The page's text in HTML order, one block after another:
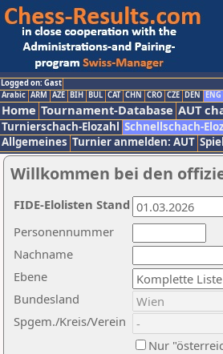
Logged on: Gast
Arabic ARM AZE BIH BUL CAT CHN CRO CZE DEN ENG
Home Tournament-Database AUT
Turnierschach-Elozahl Schnellschach-
Allgemeines Turnier anmelden: AUT
Willkommen bei den
Nachname
Ebene
Personennummer
Bundesland
Spgem./Kreis/Verein
Nur
FIDE-Elolisten Stand